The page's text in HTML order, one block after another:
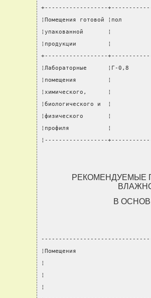
+------------------
¦Помещения готовой
¦упакованной       ¦
¦продукции         ¦
+------------------
¦Лабораторные      ¦Г-0,8
¦помещения         ¦
¦химического,      ¦
¦биологического и  ¦
¦физического       ¦
¦профиля           ¦
¦------------------
РЕКОМЕНДУЕМЫЕ
В
¦Помещения
¦
¦
¦